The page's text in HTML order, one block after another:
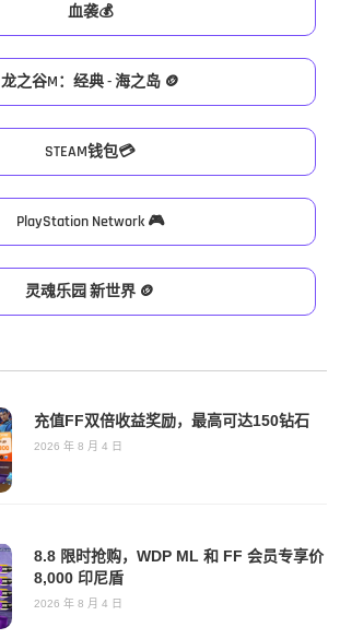
血袭💰
龙之谷M：经典 - 海之岛 🪙
STEAM钱包💳
PlayStation Network 🎮
灵魂乐园 新世界 🪙
充值FF双倍收益奖励，最高可达150钻石
2026 年 8 月 4 日
8.8 限时抢购，WDP ML 和 FF 会员专享价
8,000 印尼盾
2026 年 8 月 4 日